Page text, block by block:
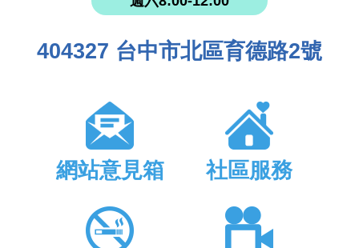
404327 台中市北區育德路2號
網站意見箱 社區服務